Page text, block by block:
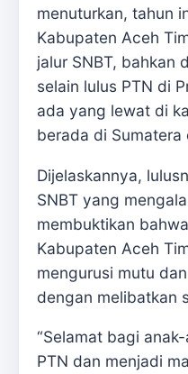
menuturkan, tahun
Kabupaten Aceh
jalur SNBT, bahkan
selain lulus PTN di
ada yang lewat di
berada di Sumatera
Dijelaskannya,
SNBT yang
membuktikan
Kabupaten Aceh
mengurusi mutu
dengan melibatkan
“Selamat bagi
PTN dan menjadi